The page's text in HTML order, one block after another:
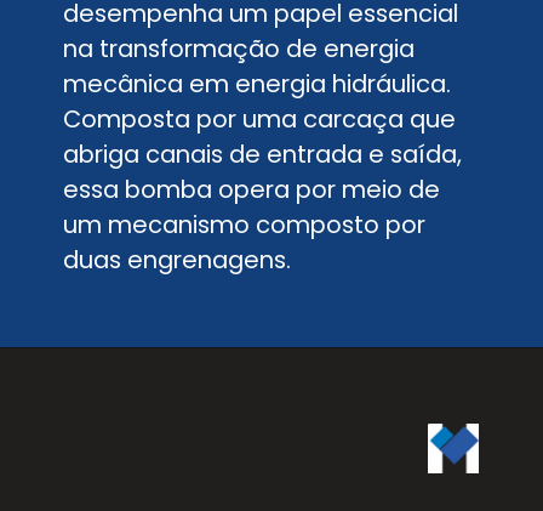
desempenha um papel essencial
na transformação de energia
mecânica em energia hidráulica.
Composta por uma carcaça que
abriga canais de entrada e saída,
essa bomba opera por meio de
um mecanismo composto por
duas engrenagens.